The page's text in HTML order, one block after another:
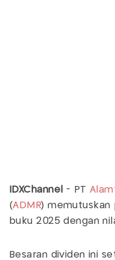
IDXChannel - PT
(ADMR)
buku 2025 dengan
Besaran dividen ini